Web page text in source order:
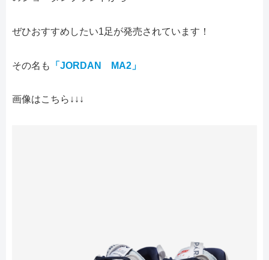
ぜひおすすめしたい1足が発売されています！
その名も 「JORDAN MA2」
画像はこちら↓↓↓